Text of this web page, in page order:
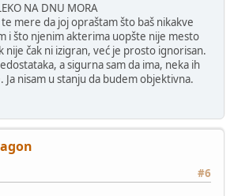
NA DNU MORA
mere da joj opraštam što baš nikakve
i što njenim akterima uopšte nije mesto
nije čak ni izigran, već je prosto ignorisan.
a sigurna sam da ima, neka ih
nisam u stanju da budem objektivna.
#6